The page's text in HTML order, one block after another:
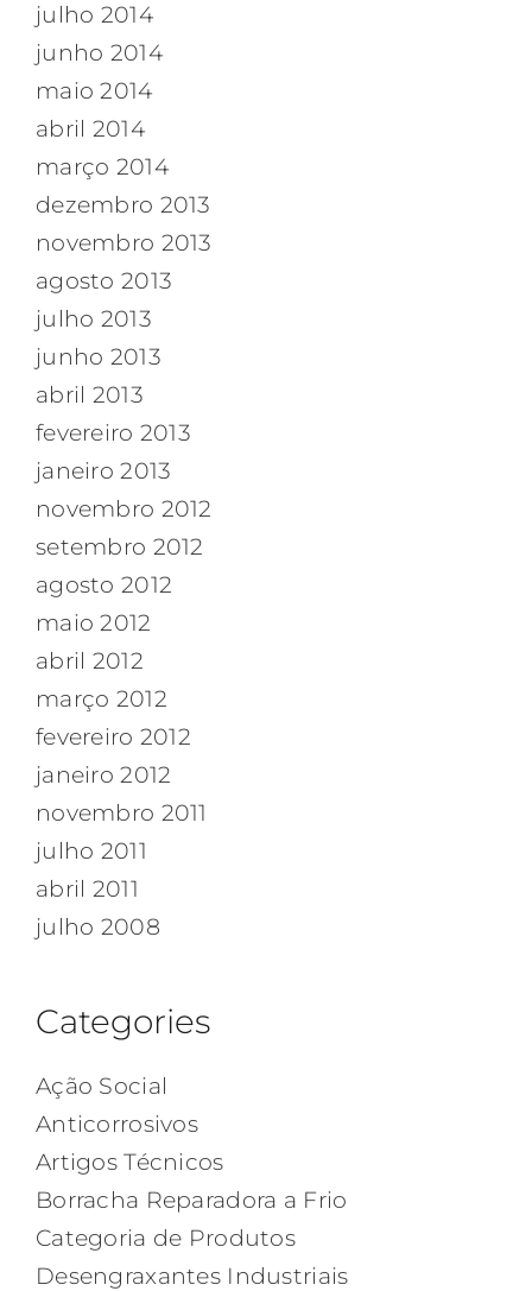
julho 2014
junho 2014
maio 2014
abril 2014
março 2014
dezembro 2013
novembro 2013
agosto 2013
julho 2013
junho 2013
abril 2013
fevereiro 2013
janeiro 2013
novembro 2012
setembro 2012
agosto 2012
maio 2012
abril 2012
março 2012
fevereiro 2012
janeiro 2012
novembro 2011
julho 2011
abril 2011
julho 2008
Categories
Ação Social
Anticorrosivos
Artigos Técnicos
Borracha Reparadora a Frio
Categoria de Produtos
Desengraxantes Industriais